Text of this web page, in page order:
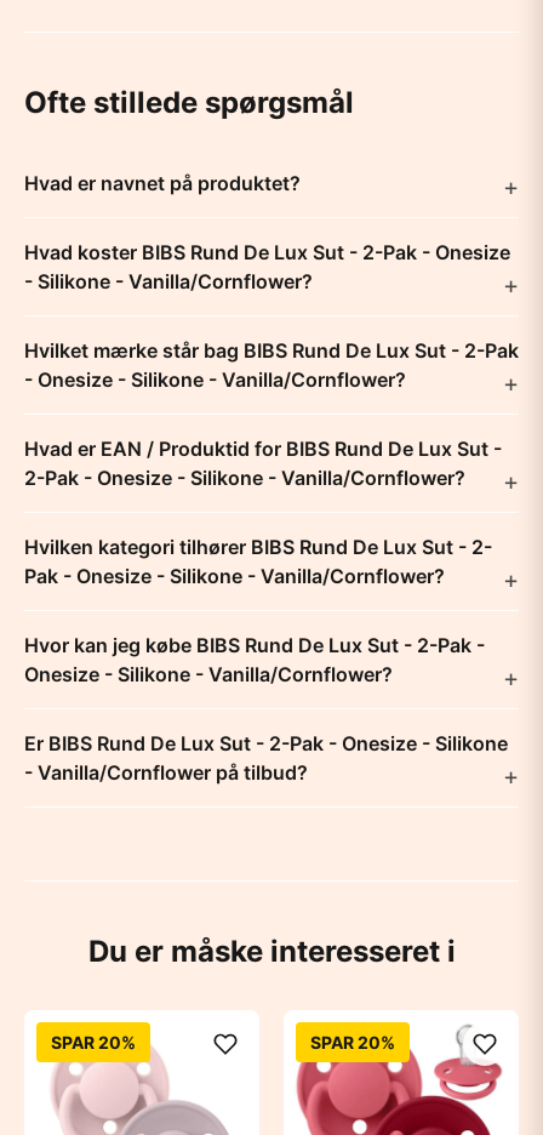
Ofte stillede spørgsmål
Hvad er navnet på produktet?
Hvad koster BIBS Rund De Lux Sut - 2-Pak - Onesize
- Silikone - Vanilla/Cornflower?
Hvilket mærke står bag BIBS Rund De Lux Sut - 2-Pak
- Onesize - Silikone - Vanilla/Cornflower?
Hvad er EAN / Produktid for BIBS Rund De Lux Sut -
2-Pak - Onesize - Silikone - Vanilla/Cornflower?
Hvilken kategori tilhører BIBS Rund De Lux Sut - 2-
Pak - Onesize - Silikone - Vanilla/Cornflower?
Hvor kan jeg købe BIBS Rund De Lux Sut - 2-Pak -
Onesize - Silikone - Vanilla/Cornflower?
Er BIBS Rund De Lux Sut - 2-Pak - Onesize - Silikone
- Vanilla/Cornflower på tilbud?
Du er måske interesseret i
SPAR 20% SPAR 20%